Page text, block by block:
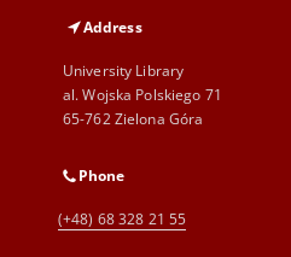
Address
University Library
al. Wojska Polskiego 71
65-762 Zielona Góra
Phone
(+48) 68 328 21 55